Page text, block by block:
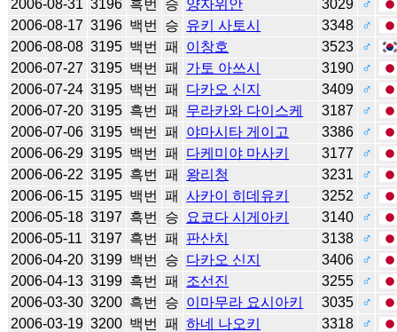
2006-08-31 3196 흑번 승 양자위안 3029
♂
2006-08-17 3196 백번 승 유키 사토시 3348
♂
2006-08-08 3195 백번 패 이창호 3523
♂
2006-07-27 3195 백번 패 가토 아쓰시 3190
♂
2006-07-24 3195 백번 패 다카오 신지 3409
♂
2006-07-20 3195 흑번 패 무라카와 다이스케 3187
♂
2006-07-06 3195 백번 패 야마시타 게이고 3386
♂
2006-06-29 3195 백번 패 다케미야 마사키 3177
♂
2006-06-22 3195 흑번 패 왕리청 3231
♂
2006-06-15 3195 백번 패 사카이 히데유키 3252
♂
2006-05-18 3197 흑번 승 요코다 시게아키 3140
♂
2006-05-11 3197 흑번 패 판산치 3138
♂
2006-04-20 3199 백번 승 다카오 신지 3406
♂
2006-04-13 3199 흑번 패 조선진 3255
♂
2006-03-30 3200 흑번 승 이마무라 요시아키 3035
♂
2006-03-19 3200 백번 패 하네 나오키 3318
♂